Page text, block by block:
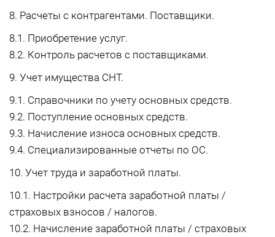
8. Расчеты с контрагентами. Поставщики.
8.1. Приобретение услуг.
8.2. Контроль расчетов с поставщиками.
9. Учет имущества СНТ.
9.1. Справочники по учету основных средств.
9.2. Поступление основных средств.
9.3. Начисление износа основных средств.
9.4. Специализированные отчеты по ОС.
10. Учет труда и заработной платы.
10.1. Настройки расчета заработной платы /
страховых взносов / налогов.
10.2. Начисление заработной платы / страховых